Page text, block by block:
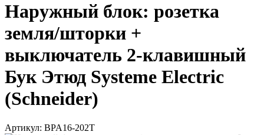
Наружный блок: розетка
земля/шторки +
выключатель 2-клавишный
Бук Этюд Systeme Electric
(Schneider)
Артикул: BPA16-202T